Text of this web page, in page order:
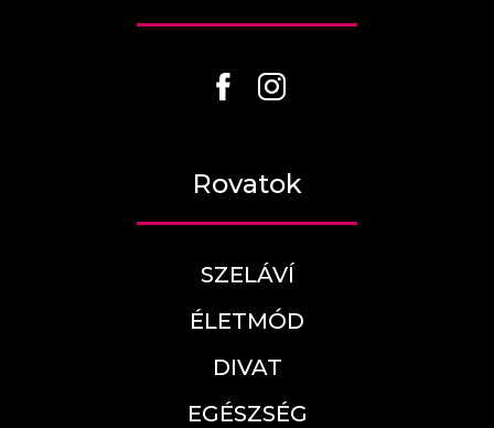
Rovatok
SZELÁVÍ
ÉLETMÓD
DIVAT
EGÉSZSÉG